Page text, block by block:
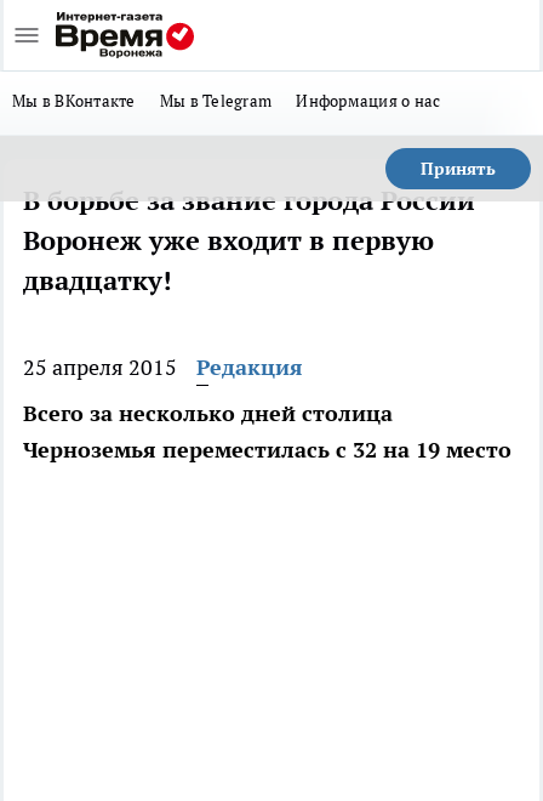
Мы в ВКонтакте Мы в Telegram Информация о нас
Принять
В борьбе за звание города России
Воронеж уже входит в первую
двадцатку!
25 апреля 2015
Редакция
Всего за несколько дней столица
Черноземья переместилась с 32 на 19 место